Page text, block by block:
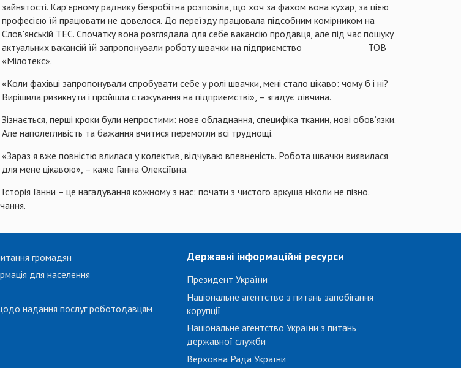
зайнятості. Кар’єрному раднику безробітна розповіла, що хоч за фахом вона кухар, за цією
професією їй працювати не довелося. До переїзду працювала підсобним комірником на
Слов'янській ТЕС. Спочатку вона розглядала для себе вакансію продавця, але під час пошуку
актуальних вакансій їй запропонували роботу швачки на підприємство ТОВ
«Мілотекс».
«Коли фахівці запропонували спробувати себе у ролі швачки, мені стало цікаво: чому б і ні?
Вирішила ризикнути і пройшла стажування на підприємстві», – згадує дівчина.
Зізнається, перші кроки були непростими: нове обладнання, специфіка тканин, нові обов’язки.
Але наполегливість та бажання вчитися перемогли всі труднощі.
«Зараз я вже повністю влилася у колектив, відчуваю впевненість. Робота швачки виявилася
для мене цікавою», – каже Ганна Олексіївна.
Історія Ганни – це нагадування кожному з нас: почати з чистого аркуша ніколи не пізно.
громадян
для населення
надання послуг роботодавцям
Державні інформаційні ресурси
Президент України
Національне агентство з питань запобігання
корупції
Національне агентство України з питань
державної служби
Верховна Рада України